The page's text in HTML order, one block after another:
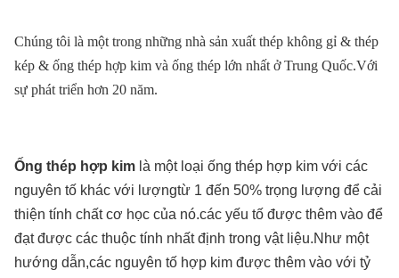
Chúng tôi là một trong những nhà sản xuất thép không gỉ & thép
kép & ống thép hợp kim và ống thép lớn nhất ở Trung Quốc.Với
sự phát triển hơn 20 năm.
Ống thép hợp kim là một loại ống thép hợp kim với các
nguyên tố khác với lượngtừ 1 đến 50% trọng lượng để cải
thiện tính chất cơ học của nó.các yếu tố được thêm vào để
đạt được các thuộc tính nhất định trong vật liệu.Như một
hướng dẫn,các nguyên tố hợp kim được thêm vào với tỷ